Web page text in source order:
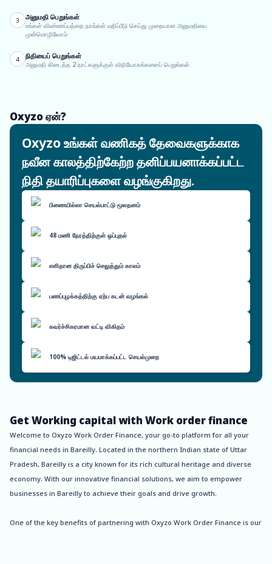
3 அனுமதி பெறுங்கள்
உங்கள் விண்ணப்பத்தை நாங்கள் மதிப்பீடு செய்து முறையான அனுமதியை
முன்மொழிவோம்
4 நிதியைப் பெறுங்கள்
அனுமதி கிடைத்த 2 நாட்களுக்குள் விநியோகங்களைப் பெறுங்கள்
Oxyzo ஏன்?
Oxyzo உங்கள் வணிகத் தேவைகளுக்காக
நவீன காலத்திற்கேற்ற தனிப்பயனாக்கப்பட்ட
நிதி தயாரிப்புகளை வழங்குகிறது.
பிணையில்லா செயல்பாட்டு மூலதனம்
48 மணி நேரத்திற்குள் ஒப்புதல்
எளிதான திருப்பிச் செலுத்தும் காலம்
பணப்புழக்கத்திற்கு ஏற்ப கடன் வழங்கல்
கவர்ச்சிகரமான வட்டி விகிதம்
100% டிஜிட்டல் மயமாக்கப்பட்ட செயல்முறை
Get Working capital with Work order finance
Welcome to Oxyzo Work Order Finance, your go-to platform for all your
financial needs in Bareilly. Located in the northern Indian state of Uttar
Pradesh, Bareilly is a city known for its rich cultural heritage and diverse
economy. With our innovative financial solutions, we aim to empower
businesses in Bareilly to achieve their goals and drive growth.
One of the key benefits of partnering with Oxyzo Work Order Finance is our